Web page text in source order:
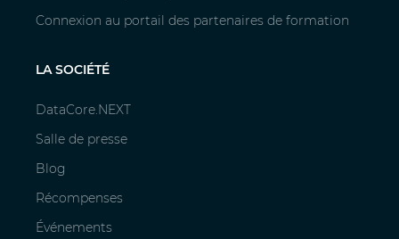
Connexion au portail des partenaires de formation
LA SOCIÉTÉ
DataCore.NEXT
Salle de presse
Blog
Récompenses
Événements